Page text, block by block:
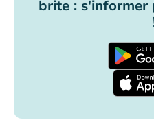
brite : s'informer